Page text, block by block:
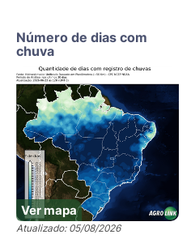
Número de dias com
chuva
Ver mapa
Atualizado: 05/08/2026